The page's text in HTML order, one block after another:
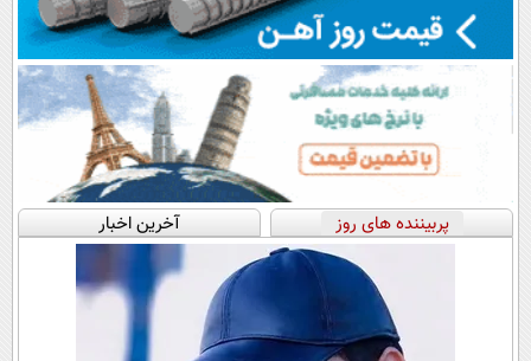
پربیننده های روز آخرین اخبار